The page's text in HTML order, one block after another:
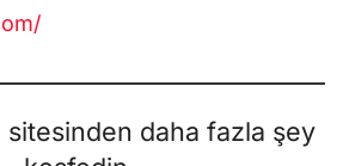
sitesinden daha fazla şey